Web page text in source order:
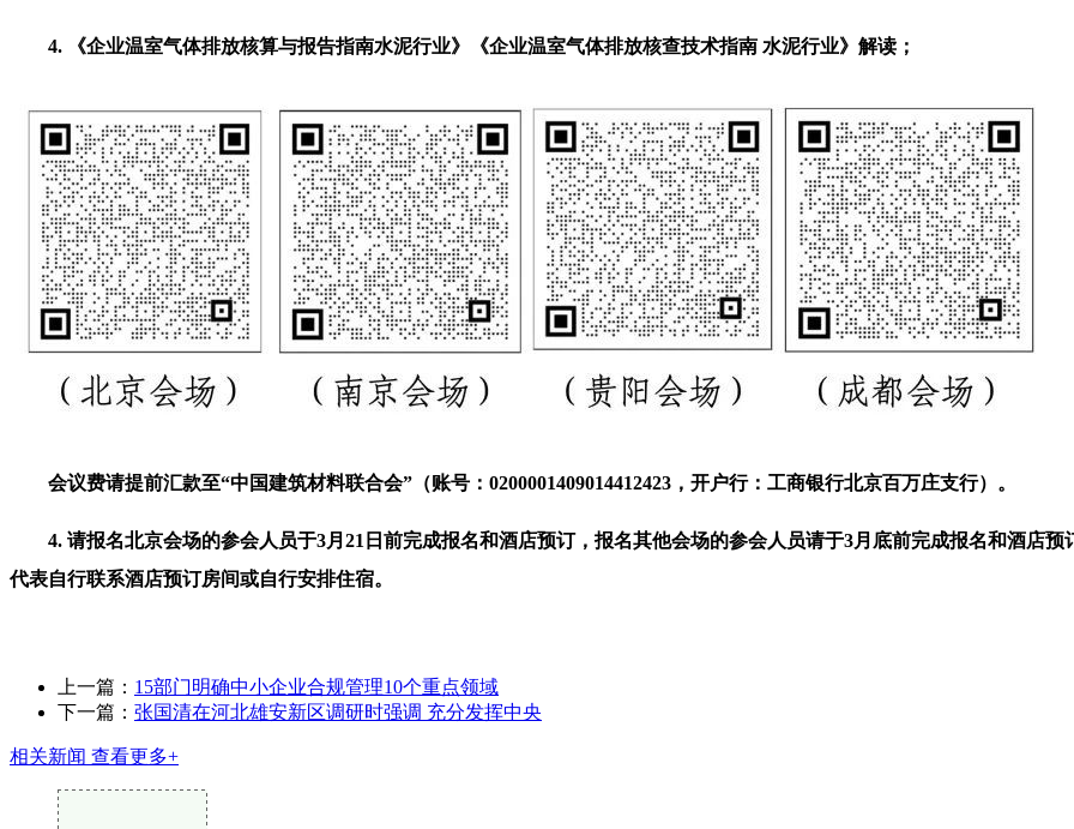
4. 《企业温室气体排放核算与报告指南水泥行业》《企业温室气体排放核查技术指南 水泥行业》解读；
会议费请提前汇款至“中国建筑材料联合会”（账号：0200001409014412423，开户行：工商银行北京百万庄支行）。
4. 请报名北京会场的参会人员于3月21日前完成报名和酒店预订，报名其他会场的参会人员请于3月底前完成报名和酒店预
代表自行联系酒店预订房间或自行安排住宿。
上一篇： 15部门明确中小企业合规管理10个重点领域
下一篇： 张国清在河北雄安新区调研时强调 充分发挥中央
相关新闻 查看更多+